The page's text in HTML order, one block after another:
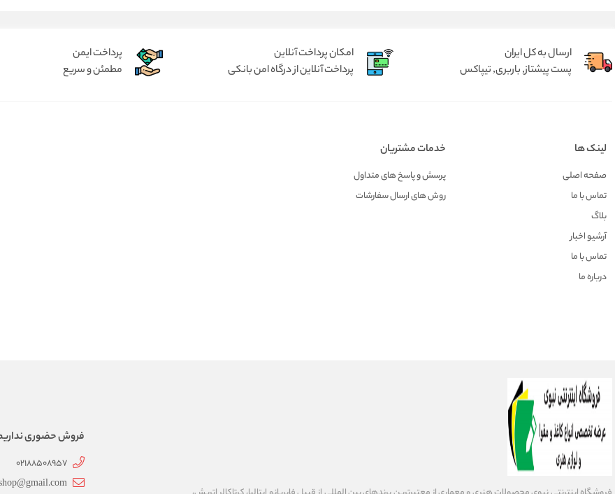
ارسال به کل ایران
پست پیشتاز, باربری, تیپاکس
امکان پرداخت آنلاین
پرداخت آنلاین از درگاه امن بانکی
پرداخت ایمن
مطمئن و سریع
لینک ها
صفحه اصلی
تماس با ما
بلاگ
آرشیو اخبار
تماس با ما
درباره ما
خدمات مشتریان
پرسش و پاسخ های متداول
روش های ارسال سفارشات
فروش حضوری
02188508957